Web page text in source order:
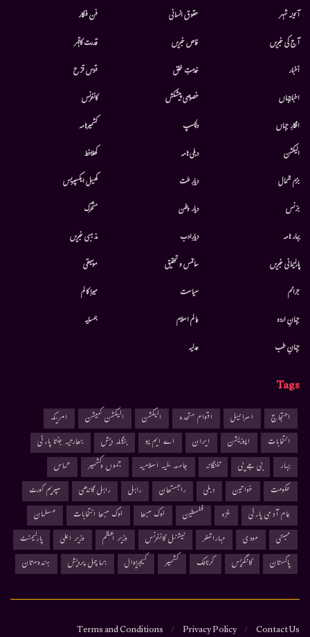
آئینہ شہر
آج کی خبریں
أخبار
اخبارجہاں
افکارِ جہاں
الیکشن
بزم شمال
بزنس
بہار نامہ
پارلیمانی خبریں
جرائم
جہانِ اردو
جہانِ طب
حقوق انسانی
خاص خبریں
خدمتِ خلق
خصوصی پیشکش
دلچسپ
دہلی نامہ
دیارِ ملت
دیار وطن
دیارِادب
سائنس و تحقیق
سیاست
عالم اسلام
عدلیہ
فن فنکار
قدرت کاقہر
قوس قزح
کانفرنس
کشمیرنامہ
کھلاخط
کھیل ایکسپریس
متحرك
مذہبی خبریں
موسيقى
میرا کالم
ہمسایہ
Tags
احتجاج اسرائیل اقوام متحدہ الیکشن الیکشن کمیشن
امریکہ
انتخابات
اپوزیشن ایران اے ایم یو بنگلہ دیش
بھارتیہ جنتا پارٹی
بہار
بی جے پی تلنگانہ جامعہ ملیہ اسلامیہ جموں وکشمیر
حماس
حکومت
خواتین دہلی راجستھان راہل راہل گاندھی
سپریم کورٹ
عام آدمی پارٹی
غزہ فلسطین لوک سبھا لوک سبھا انتخابات
مسلمان
ممبئی
مودی مہاراشٹر نیشنل کانفرنس وزیر اعظم وزیر اعلیٰ
پارلیمنٹ
پاکستان
کانگریس کرناٹک کشمیر کیجریوال ہماچل پردیش ہندوستان
Contact Us
Privacy Policy
Terms and Conditions